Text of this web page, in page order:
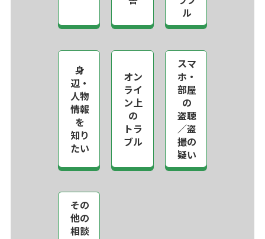
ル
身
辺・
人物
情報
を
知り
たい
オン
ライ
ン上
の
トラ
ブル
スマ
ホ・
部屋
の
盗聴
／盗
撮の
疑い
その
他の
相談